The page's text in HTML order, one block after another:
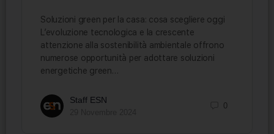
Soluzioni green per la casa: cosa scegliere oggi
L’evoluzione tecnologica e la crescente
attenzione alla sostenibilità ambientale offrono
numerose opportunità per adottare soluzioni
energetiche green…
Staff ESN
0